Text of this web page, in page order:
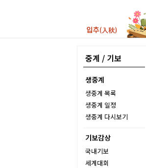
중계 / 기보
생중계
생중계 목록
생중계 일정
생중계 다시보기
기보감상
국내기보
세계대회